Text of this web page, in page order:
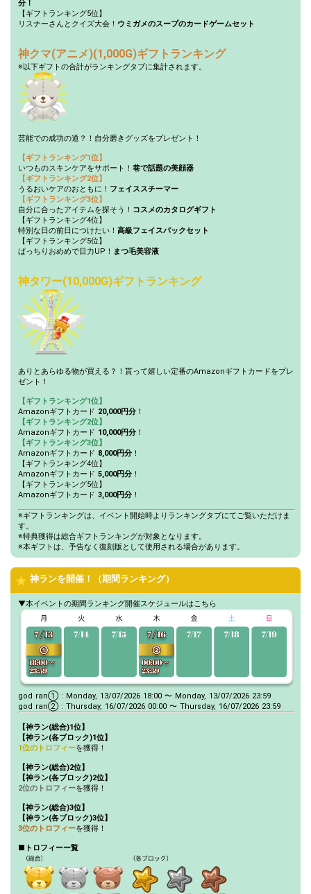
分！
【ギフトランキング5位】
リスナーさんとクイズ大会！ ウミガメのスープのカードゲームセット
神クマ(アニメ)(1,000G)ギフトランキング
※以下ギフトの合計がランキングタブに集計されます。
芸能での成功の道？！自分磨きグッズをプレゼント！
【ギフトランキング1位】
いつものスキンケアをサポート！ 巷で話題の美顔器
【ギフトランキング2位】
うるおいケアのおともに！ フェイススチーマー
【ギフトランキング3位】
自分に合ったアイテムを探そう！ コスメのカタログギフト
【ギフトランキング4位】
特別な日の前日につけたい！ 高級フェイスパックセット
【ギフトランキング5位】
ぱっちりおめめで目力UP！ まつ毛美容液
神タワー(10,000G)ギフトランキング
ありとあらゆる物が買える？！貰って嬉しい定番のAmazonギフトカードをプレ
ゼント！
【ギフトランキング1位】
Amazonギフトカード 20,000円分 ！
【ギフトランキング2位】
Amazonギフトカード 10,000円分 ！
【ギフトランキング3位】
Amazonギフトカード 8,000円分 ！
【ギフトランキング4位】
Amazonギフトカード 5,000円分 ！
【ギフトランキング5位】
Amazonギフトカード 3,000円分 ！
※ギフトランキングは、イベント開始時よりランキングタブにてご覧いただけま
す。
※特典獲得は総合ギフトランキングが対象となります。
※本ギフトは、予告なく復刻版として使用される場合があります。
神ランを開催！（期間ランキング）
▼本イベントの期間ランキング開催スケジュールはこちら
god ran① : Monday, 13/07/2026 18:00 〜 Monday, 13/07/2026 23:59
god ran② : Thursday, 16/07/2026 00:00 〜 Thursday, 16/07/2026 23:59
【神ラン(総合)1位】
【神ラン(各ブロック)1位】
1位のトロフィーを獲得！
【神ラン(総合)2位】
【神ラン(各ブロック)2位】
2位のトロフィーを獲得！
【神ラン(総合)3位】
【神ラン(各ブロック)3位】
3位のトロフィーを獲得！
■トロフィーー覧